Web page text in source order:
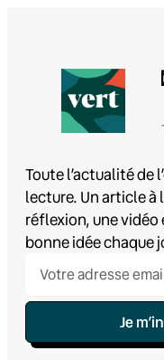
Toute l’actualité de
lecture. Un article à
réflexion, une vidéo
bonne idée chaque
Je